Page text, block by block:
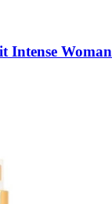
Intense Woman